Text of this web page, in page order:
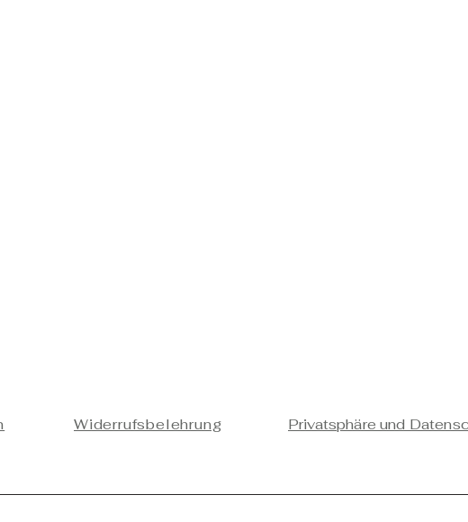
Widerrufsbelehrung Privatsphäre und